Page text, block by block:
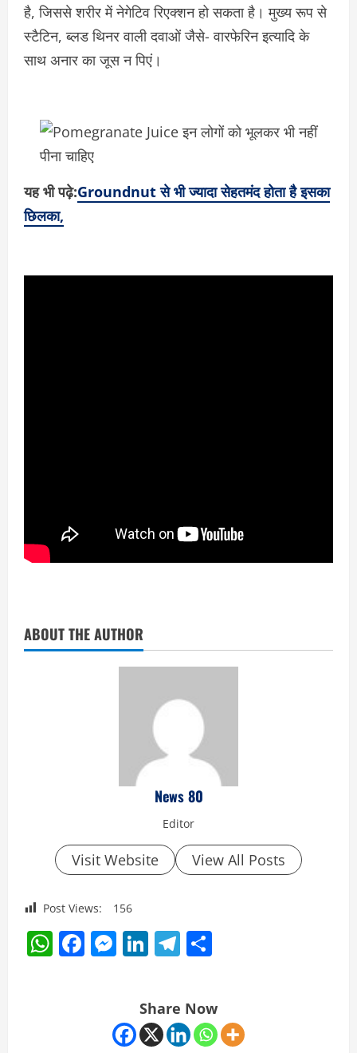
है, जिससे शरीर में नेगेटिव रिएक्शन हो सकता है। मुख्य रूप से
स्टैटिन, ब्लड थिनर वाली दवाओं जैसे- वारफेरिन इत्यादि के
साथ अनार का जूस न पिएं।
यह भी पढ़े:Groundnut से भी ज्यादा सेहतमंद होता है इसका
छिलका,
ABOUT THE AUTHOR
News 80
Editor
Visit Website View All Posts
Post Views: 156
WhatsApp
Facebook
Messenger
LinkedIn
Telegram
Share Now